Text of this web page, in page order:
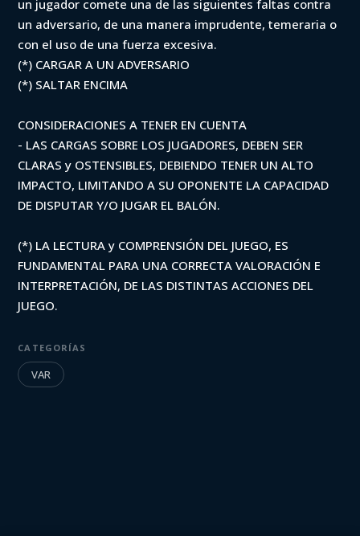
un jugador comete una de las siguientes faltas contra
un adversario, de una manera imprudente, temeraria o
con el uso de una fuerza excesiva.
(*) CARGAR A UN ADVERSARIO
(*) SALTAR ENCIMA
CONSIDERACIONES A TENER EN CUENTA
- LAS CARGAS SOBRE LOS JUGADORES, DEBEN SER
CLARAS y OSTENSIBLES, DEBIENDO TENER UN ALTO
IMPACTO, LIMITANDO A SU OPONENTE LA CAPACIDAD
DE DISPUTAR Y/O JUGAR EL BALÓN.
(*) LA LECTURA y COMPRENSIÓN DEL JUEGO, ES
FUNDAMENTAL PARA UNA CORRECTA VALORACIÓN E
INTERPRETACIÓN, DE LAS DISTINTAS ACCIONES DEL
JUEGO.
CATEGORÍAS
VAR